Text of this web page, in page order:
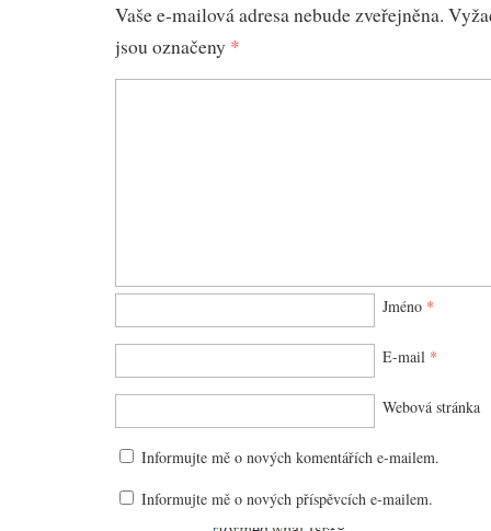
Vaše e-mailová adresa nebude zveřejněna.
jsou označeny *
Jméno *
E-mail *
Webová stránka
Informujte mě o nových komentářích e-mailem.
Informujte mě o nových příspěvcích e-mailem.